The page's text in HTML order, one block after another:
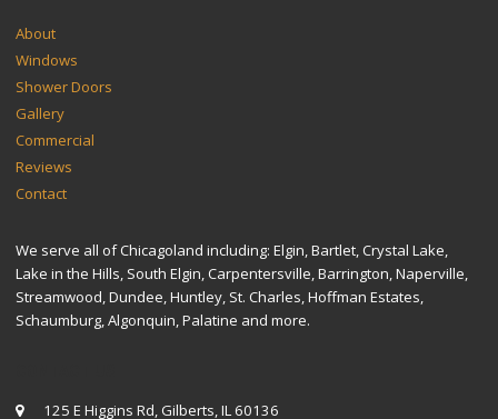
About
Windows
Shower Doors
Gallery
Commercial
Reviews
Contact
We serve all of Chicagoland including: Elgin, Bartlet, Crystal Lake,
Lake in the Hills, South Elgin, Carpentersville, Barrington, Naperville,
Streamwood, Dundee, Huntley, St. Charles, Hoffman Estates,
Schaumburg, Algonquin, Palatine and more.
125 E Higgins Rd, Gilberts, IL 60136